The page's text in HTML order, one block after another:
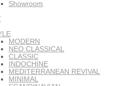
Showroom
MODERN
NEO CLASSICAL
CLASSIC
INDOCHINE
MEDITERRANEAN REVIVAL
MINIMAL